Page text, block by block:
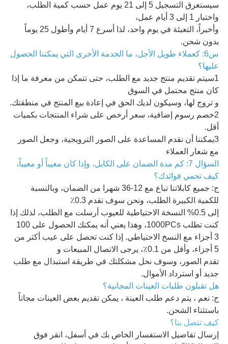
سيستغرق التسجيل 5 إلى 21 يوم عمل حسب كمية الطلب،
واختبار 1 إلى 3 أيام عمل،
وأخيراً، التعبئة في يوم واحد، لذا أسرع 7 أيام وأطول 25 يوماً
بدون شحن.
س6: كعملاء طويل الأجل، ما الخدمة الأخرى التي يمكننا الحصول
عليها؟
1سيتم تقديم منتج جديد مع الطلب، حتى تتمكن من معرفة ما إذا
كان منتج محتمل في السوق
و تروج لها، وسيكون لديك الحق في إعادة بيع المنتج في منطقتك.
2خصم رسوم إضافية، سعر أرخص على شراء المنتجات بكميات
أقل.
3يمكننا أن نقدم المساعدة على الصور الترويجية، وجعل الصور
مع شعار العملاء
السؤال 7: كم مدة الضمان على الكابل، وإذا كان معيباً أو معيباً،
كيف تحمي فوائدك؟
ج: جميع كابلاتنا تباع مع 12-36 شهرا من الضمان، وبالنسبة
للكمية الكبيرة الطلب، ونحن سوف نقدم 0.3٪
إلى 0.5% النسخة الاحتياطية للعيوب أرسلت مع الطلب، لذلك إذا
كنت تطلب 1000PCs، وهذا يعني أنه يمكنك الحصول على 100
3 أجزاء مع النسخ الاحتياطي. إذا كنت تحصل على عيب أكثر من
5 أجزاء، وأقل من 0.1٪، يرجى الاتصال المبيعات و
تقدم الصور، وسوف نحل مشكلتك في طريقة استبدال مع طلب
جديد أو استرداد الأموال.
هل تقبلون طلبات العينات المجانية؟
ج: نعم ، يتم دعم طلب العينة ، يمكن تقديم بعض العينات مجاناً
باستثناء الشحن.
كيف تتصل بنا؟
إرسال تفاصيل الاستفسار الخاص بك في أسفل، انقر فوق